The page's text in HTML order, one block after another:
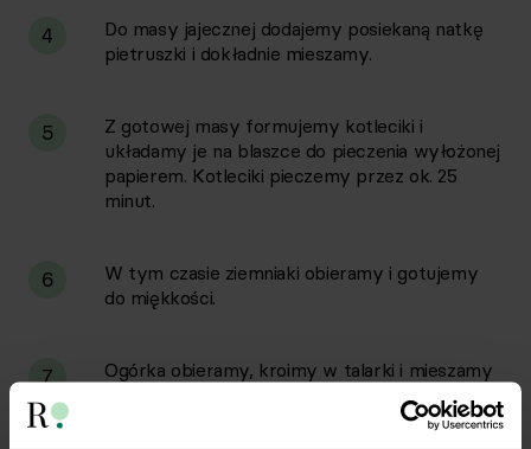
4
Do masy jajecznej dodajemy posiekaną natkę
pietruszki i dokładnie mieszamy.
5
Z gotowej masy formujemy kotleciki i
układamy je na blaszce do pieczenia wyłożonej
papierem. Kotleciki pieczemy przez ok. 25
minut.
6
W tym czasie ziemniaki obieramy i gotujemy
do miękkości.
7
Ogórka obieramy, kroimy w talarki i mieszamy